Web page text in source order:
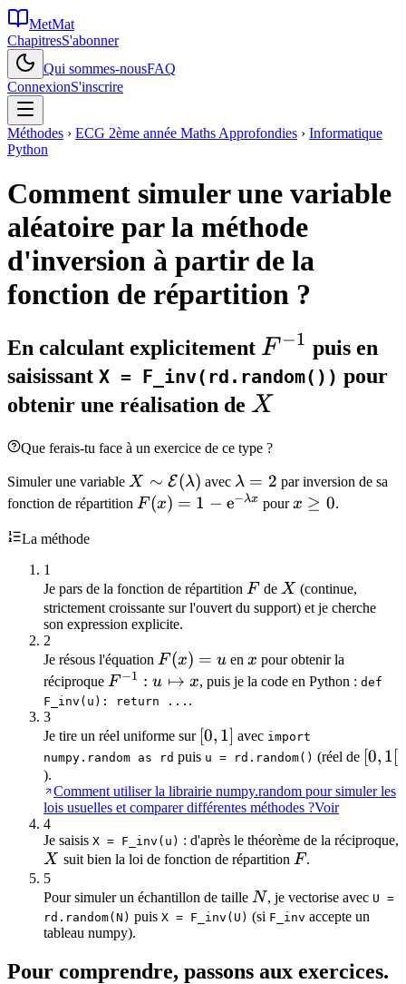
MetMat
ChapitresS'abonner
Qui sommes-nousFAQ
ConnexionS'inscrire
Méthodes › ECG 2ème année Maths Approfondies › Informatique
Python
Comment simuler une variable
aléatoire par la méthode
d'inversion à partir de la
fonction de répartition ?
En calculant explicitement F^{-1}
F −1 puis en
saisissant X = F_inv(rd.random()) pour
obtenir une réalisation de X
X
Que ferais-tu face à un exercice de ce type ?
Simuler une variable X\sim\mathcal{E}
(\lambda)
X ∼ E(λ) avec \lambda
= 2
λ = 2 par inversion de sa
fonction de répartition F(x) = 1 -
F (x) = 1 − e−λx pourx\geq
x ≥ 0.
La méthode
1
Je pars de la fonction de répartition F
F de X
X (continue,
strictement croissante sur l'ouvert du support) et je cherche
son expression explicite.
2
Je résous l'équation F(x)
= u
F (x) = u enx
x pour obtenir la
réciproque F^{-1} :
x
F −1 : u ↦ x, puis je la code en Python :def
F_inv(u): return ... .
3
Je tire un réel uniforme sur [0,1]
[0, 1] avec import
numpy.random as rd puis u = rd.random() (réel de [0,1[
[0, 1[
).
Comment utiliser la librairie numpy.random pour simuler les
lois usuelles et comparer différentes méthodes ?Voir
4
Je saisis X = F_inv(u) : d'après le théorème de la réciproque,
X
X suit bien la loi de fonction de répartition F
F.
5
Pour simuler un échantillon de taille N
N, je vectorise avec U =
rd.random(N) puis X = F_inv(U) (si F_inv accepte un
tableau numpy).
Pour comprendre, passons aux exercices.